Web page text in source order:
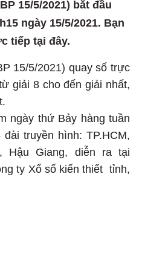
15/5/2021) bắt đầu
ngày 15/5/2021. Bạn
tiếp tại đây.
15/5/2021) quay số trực
giải 8 cho đến giải nhất,
ngày thứ Bảy hàng tuần
truyền hình: TP.HCM,
Hậu Giang, diễn ra tại
ty Xổ số kiến thiết tỉnh,